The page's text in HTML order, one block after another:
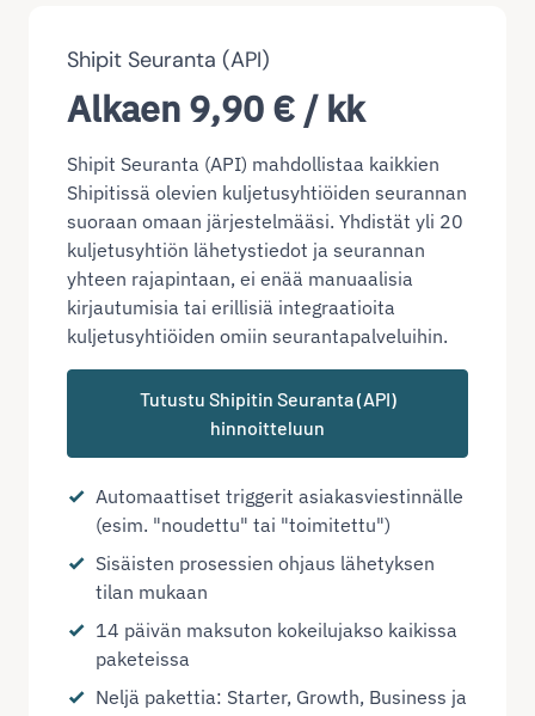
Shipit Seuranta (API)
Alkaen 9,90 € / kk
Shipit Seuranta (API) mahdollistaa kaikkien
Shipitissä olevien kuljetusyhtiöiden seurannan
suoraan omaan järjestelmääsi. Yhdistät yli 20
kuljetusyhtiön lähetystiedot ja seurannan
yhteen rajapintaan, ei enää manuaalisia
kirjautumisia tai erillisiä integraatioita
kuljetusyhtiöiden omiin seurantapalveluihin.
Tutustu Shipitin Seuranta (API)
hinnoitteluun
Automaattiset triggerit asiakasviestinnälle
(esim. "noudettu" tai "toimitettu")
Sisäisten prosessien ohjaus lähetyksen
tilan mukaan
14 päivän maksuton kokeilujakso kaikissa
paketeissa
Neljä pakettia: Starter, Growth, Business ja